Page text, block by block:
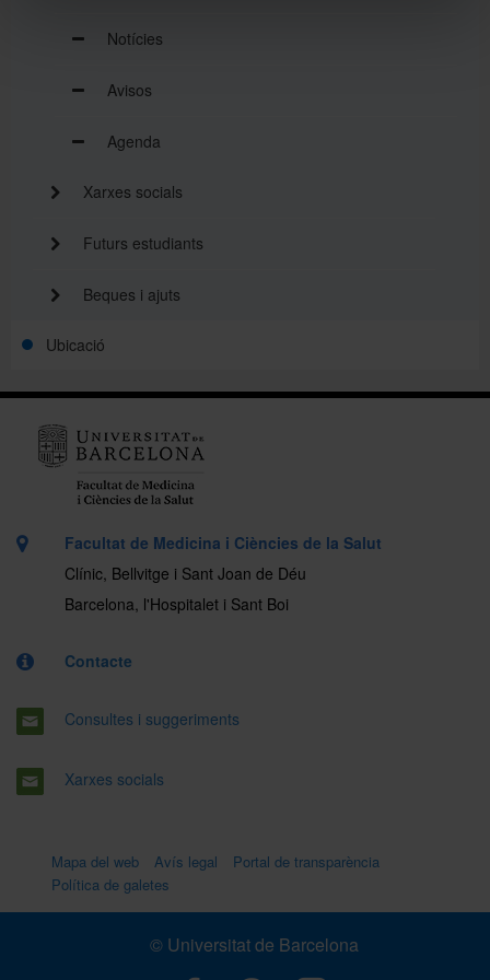
Notícies
Avisos
Agenda
Xarxes socials
Futurs estudiants
Beques i ajuts
Ubicació
Facultat de Medicina i Ciències de la Salut
Clínic, Bellvitge i Sant Joan de Déu
Barcelona, l'Hospitalet i Sant Boi
Contacte
Consultes i suggeriments
Xarxes socials
Mapa del web Avís legal
Portal de transparència
Política de galetes
© Universitat de Barcelona